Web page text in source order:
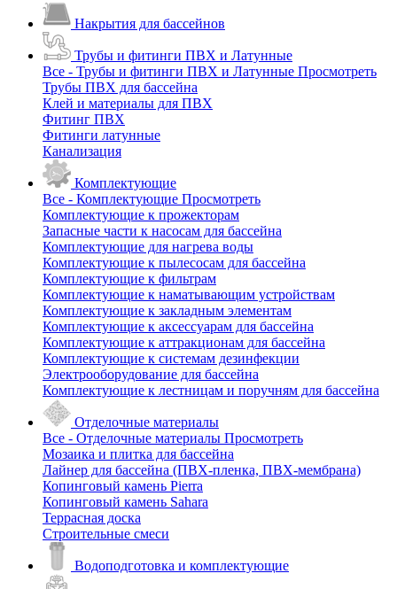
Накрытия для бассейнов
Трубы и фитинги ПВХ и Латунные
Все - Трубы и фитинги ПВХ и Латунные Просмотреть
Трубы ПВХ для бассейна
Клей и материалы для ПВХ
Фитинг ПВХ
Фитинги латунные
Канализация
Комплектующие
Все - Комплектующие Просмотреть
Комплектующие к прожекторам
Запасные части к насосам для бассейна
Комплектующие для нагрева воды
Комплектующие к пылесосам для бассейна
Комплектующие к фильтрам
Комплектующие к наматывающим устройствам
Комплектующие к закладным элементам
Комплектующие к аксессуарам для бассейна
Комплектующие к аттракционам для бассейна
Комплектующие к системам дезинфекции
Электрооборудование для бассейна
Комплектующие к лестницам и поручням для бассейна
Отделочные материалы
Все - Отделочные материалы Просмотреть
Мозаика и плитка для бассейна
Лайнер для бассейна (ПВХ-пленка, ПВХ-мембрана)
Копинговый камень Pierra
Копинговый камень Sahara
Террасная доска
Строительные смеси
Водоподготовка и комплектующие